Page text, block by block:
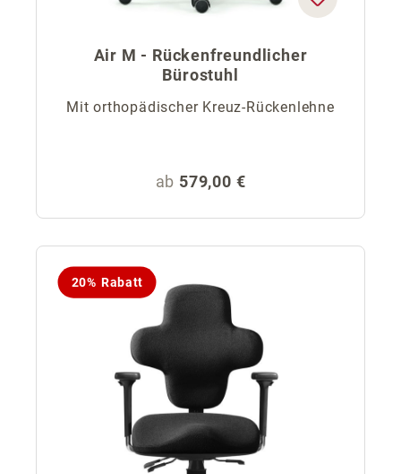
Air M - Rückenfreundlicher
Bürostuhl
Mit orthopädischer Kreuz-Rückenlehne
Regulärer Preis:
ab 579,00 €
20% Rabatt